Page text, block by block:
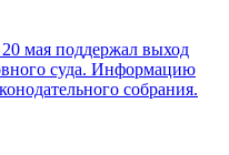
мая поддержал выход
суда. Информацию
собрания.